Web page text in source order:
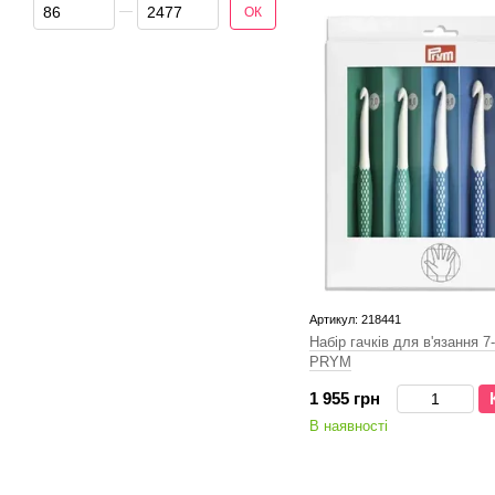
Артикул: 218441
Набір гачків для в'язання
PRYM
1 955 грн
В наявності
ОК